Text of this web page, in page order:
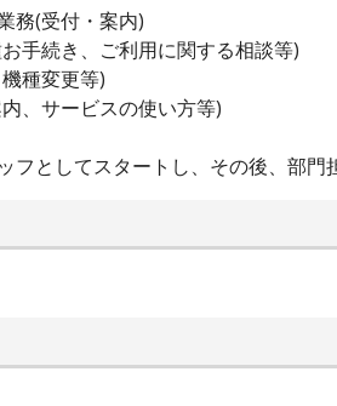
務(受付・案内)
手続き、ご利用に関する相談等)
種変更等)
、サービスの使い方等)
フとしてスタートし、その後、部